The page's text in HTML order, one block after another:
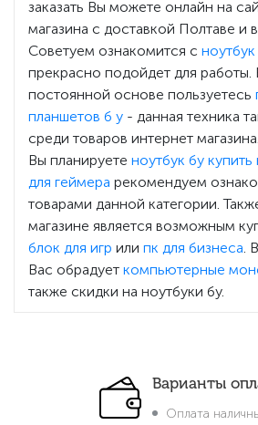
заказать Вы можете онлайн на
магазина с доставкой Полтаве и
Советуем ознакомится с
прекрасно подойдет для работы.
постоянной основе пользуетесь
планшетов б у - данная техника
среди товаров интернет
Вы планируете ноутбук бу купить
для геймера рекомендуем
товарами данной категории.
магазине является возможным
блок для игр или пк для бизнеса .
Вас обрадует компьютерные
также скидки на ноутбуки бу.
Варианты
Оплата